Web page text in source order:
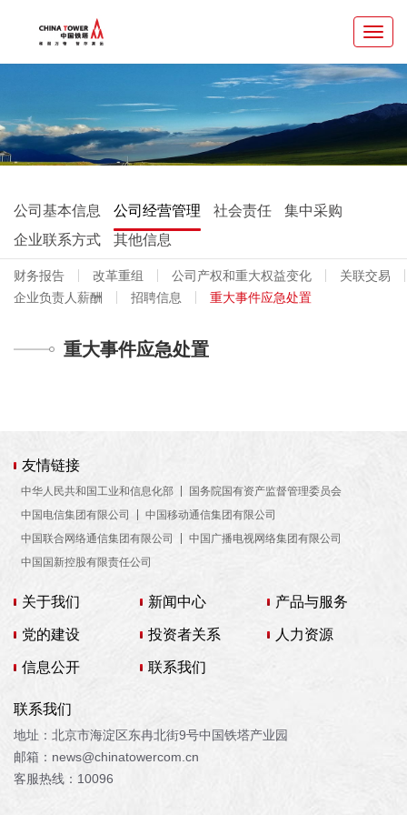
公司基本信息 公司经营管理 社会责任
集中采购
企业联系方式
其他信息
财务报告 改革重组 公司产权和重大权益变化
关联交易
企业负责人薪酬
招聘信息 重大事件应急处置
重大事件应急处置
友情链接
中华人民共和国工业和信息化部
国务院国有资产监督管理委员会
中国电信集团有限公司
中国移动通信集团有限公司
中国联合网络通信集团有限公司
中国广播电视网络集团有限公司
中国国新控股有限责任公司
关于我们 新闻中心 产品与服务
党的建设 投资者关系 人力资源
信息公开 联系我们
联系我们
地址：北京市海淀区东冉北街9号中国铁塔产业园
邮箱：news@chinatowercom.cn
客服热线：10096